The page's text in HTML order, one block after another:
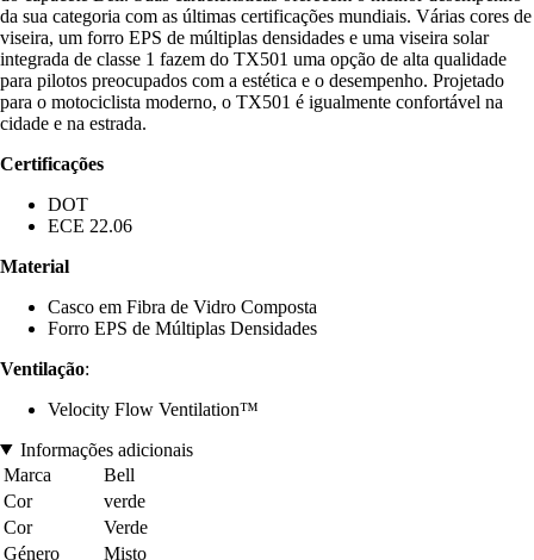
da sua categoria com as últimas certificações mundiais. Várias cores de
viseira, um forro EPS de múltiplas densidades e uma viseira solar
integrada de classe 1 fazem do TX501 uma opção de alta qualidade
para pilotos preocupados com a estética e o desempenho. Projetado
para o motociclista moderno, o TX501 é igualmente confortável na
cidade e na estrada.
Certificações
DOT
ECE 22.06
Material
Casco em Fibra de Vidro Composta
Forro EPS de Múltiplas Densidades
Ventilação:
Velocity Flow Ventilation™
Informações adicionais
Marca
Bell
Cor
verde
Cor
Verde
Género
Misto